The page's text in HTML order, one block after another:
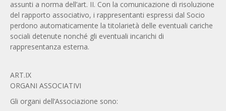
assunti a norma dell’art. II. Con la comunicazione di risoluzione
del rapporto associativo, i rappresentanti espressi dal Socio
perdono automaticamente la titolarietà delle eventuali cariche
sociali detenute nonché gli eventuali incarichi di
rappresentanza esterna.
ART.IX
ORGANI ASSOCIATIVI
Gli organi dell’Associazione sono: